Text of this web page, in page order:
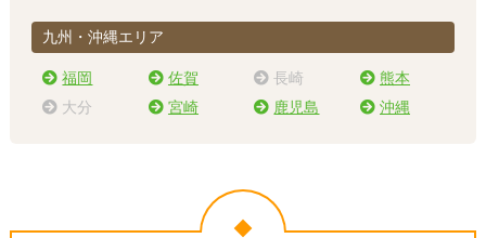
九州・沖縄エリア
福岡 佐賀 長崎
熊本
大分
宮崎 鹿児島 沖縄